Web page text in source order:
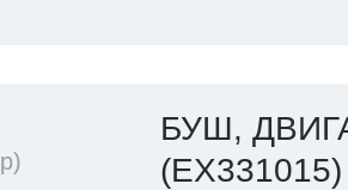
БУШ,
(EX331015)